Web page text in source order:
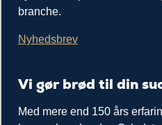
branche.
Nyhedsbrev
Vi gør brød til din
Med mere end 150 års